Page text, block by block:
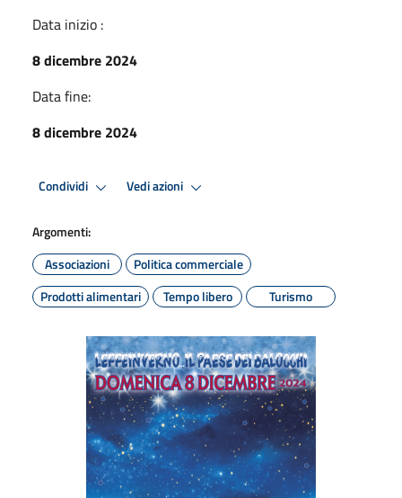
Data inizio :
8 dicembre 2024
Data fine:
8 dicembre 2024
Condividi Vedi azioni
Argomenti:
Associazioni
Politica commerciale
Prodotti alimentari
Tempo libero Turismo